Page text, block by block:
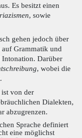
Es besitzt einen
, sowie
gehen jedoch über
auf Grammatik und
Darüber
, wobei die
ist von der
Dialekten,
abzugrenzen.
Sprache definiert
eine möglichst